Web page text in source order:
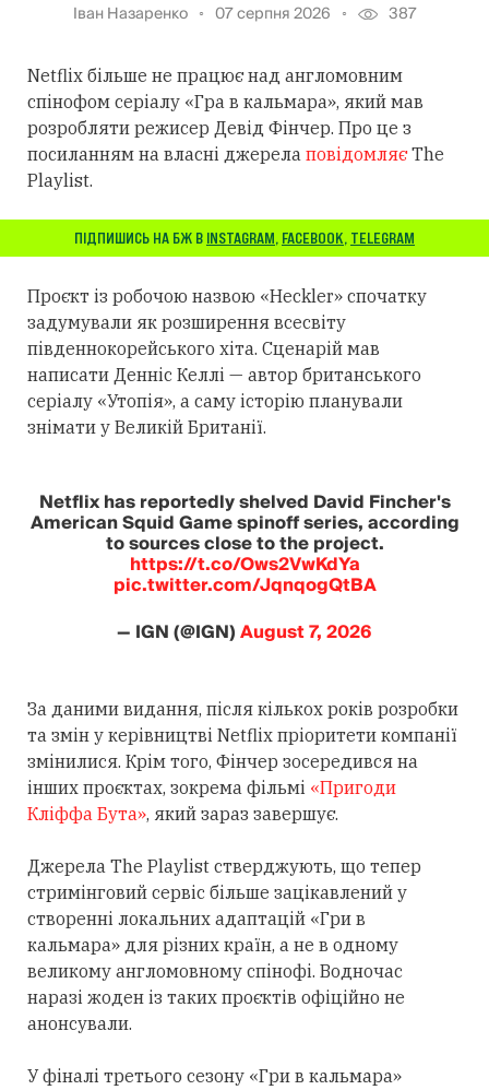
Іван Назаренко 07 серпня 2026 387
Netflix більше не працює над англомовним
спінофом серіалу «Гра в кальмара», який мав
розробляти режисер Девід Фінчер. Про це з
посиланням на власні джерела повідомляєThe
Playlist.
ПІДПИШИСЬ НА БЖ В INSTAGRAM, FACEBOOK, TELEGRAM
Проєкт із робочою назвою «Heckler» спочатку
задумували як розширення всесвіту
південнокорейського хіта. Сценарій мав
написати Денніс Келлі — автор британського
серіалу «Утопія», а саму історію планували
знімати у Великій Британії.
Netflix has reportedly shelved David Fincher's
American Squid Game spinoff series, according
to sources close to the project.
https://t.co/Ows2VwKdYa
pic.twitter.com/JqnqogQtBA
— IGN (@IGN)August 7, 2026
За даними видання, після кількох років розробки
та змін у керівництві Netflix пріоритети компанії
змінилися. Крім того, Фінчер зосередився на
інших проєктах, зокрема фільмі «Пригоди
Кліффа Бута», який зараз завершує.
Джерела The Playlist стверджують, що тепер
стримінговий сервіс більше зацікавлений у
створенні локальних адаптацій «Гри в
кальмара» для різних країн, а не в одному
великому англомовному спінофі. Водночас
наразі жоден із таких проєктів офіційно не
анонсували.
У фіналі третього сезону «Гри в кальмара»